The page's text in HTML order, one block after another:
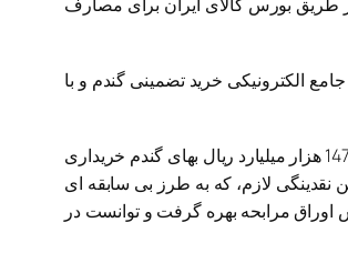
الکترونیکی خرید تضمینی گندم و با
بانک کشاورزی سال گذشته با پرداخت تسهیلات و حمایت مالی از گندمکاران در کنار اجرای موفق عاملیت خرید تضمینی 11.5 میلیون تن گندم و تامین و واریز 147 هزار میلیارد ریال بهای گندم خریداری
نقدینگی لازم، که به طرز بی سابقه ای
و فروش اوراق مرابحه بهره گرفت و توانست در